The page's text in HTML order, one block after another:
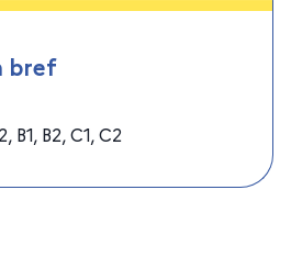
bref
, B1, B2,C1,C2